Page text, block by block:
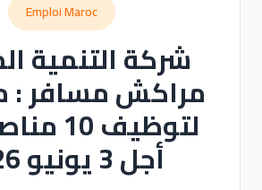
Emploi Maroc
شركة التنمية
مراكش مسافر :
لتوظيف
أجل 3 يونيو 2026